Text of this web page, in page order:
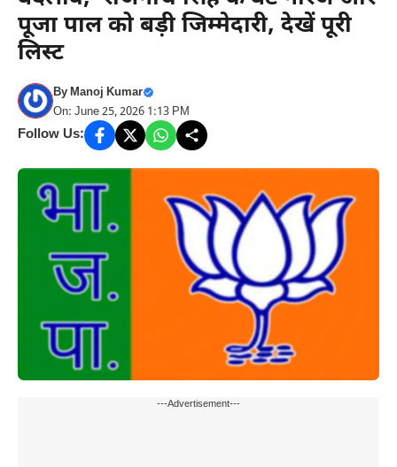
पूजा पाल को बड़ी जिम्मेदारी, देखें पूरी
लिस्ट
ByManoj Kumar
On: June 25, 2026 1:13 PM
Follow Us:
---Advertisement---